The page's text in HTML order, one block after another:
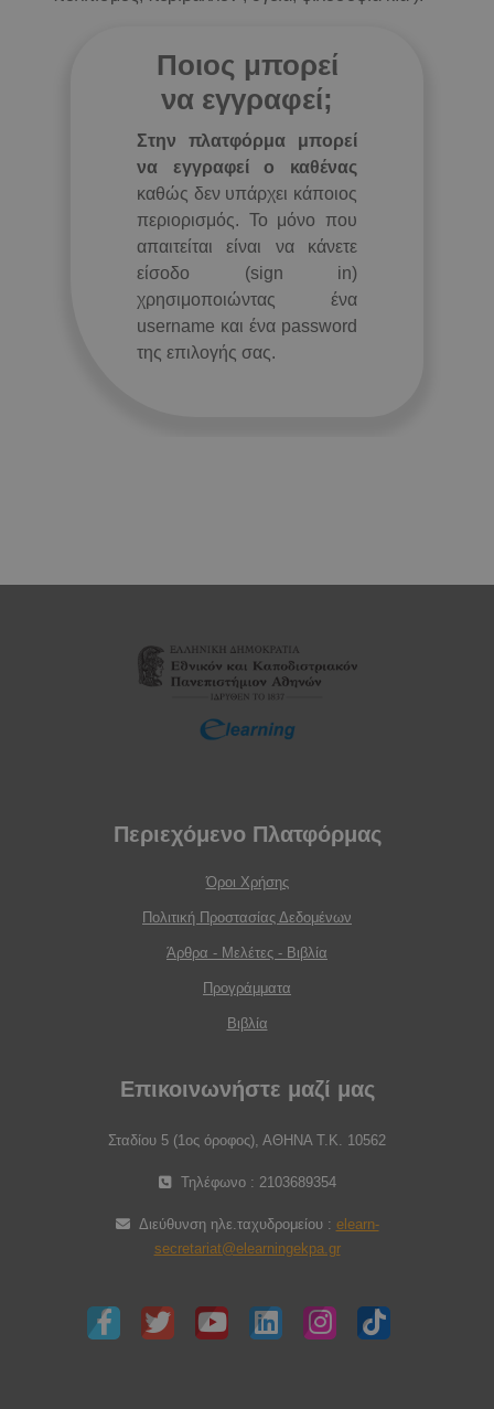
Ποιος μπορεί
να εγγραφεί;
Στην πλατφόρμα μπορεί
να εγγραφεί ο καθένας
καθώς δεν υπάρχει κάποιος
περιορισμός. Το μόνο που
απαιτείται είναι να κάνετε
είσοδο (sign in)
χρησιμοποιώντας ένα
username και ένα password
της επιλογής σας.
Περιεχόμενο Πλατφόρμας
Όροι Χρήσης
Πολιτική Προστασίας Δεδομένων
Άρθρα - Μελέτες - Βιβλία
Προγράμματα
Βιβλία
Επικοινωνήστε μαζί μας
Σταδίου 5 (1ος όροφος), ΑΘΗΝΑ Τ.Κ. 10562
Τηλέφωνο : 2103689354
Διεύθυνση ηλε.ταχυδρομείου : elearn-
secretariat@elearningekpa.gr